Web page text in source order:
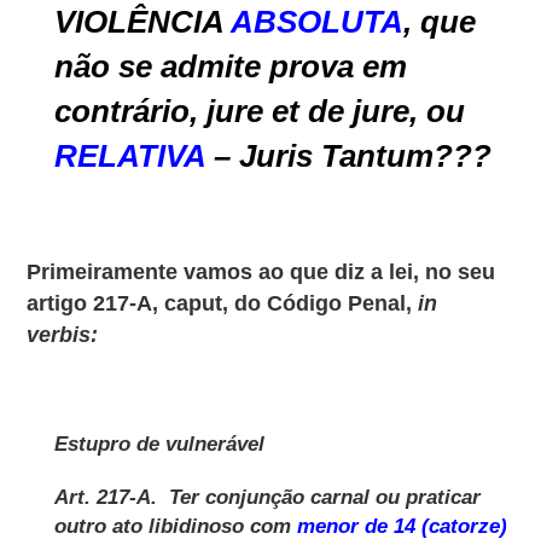
VIOLÊNCIAABSOLUTA, que
não se admite prova em
contrário, jure et de jure, ou
RELATIVA – Juris Tantum???
Primeiramente vamos ao que diz a lei, no seu
artigo 217-A, caput, do Código Penal,in
verbis:
Estupro de vulnerável
Art. 217-A. Ter conjunção carnal ou praticar
outro ato libidinoso commenor de 14 (catorze)